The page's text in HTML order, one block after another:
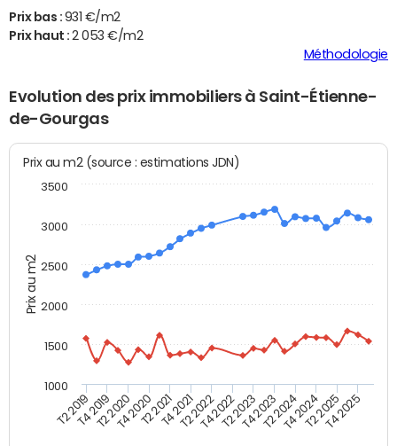
Prix bas : 931 €/m2
Prix haut :2 053 €/m2
Méthodologie
Evolution des prix immobiliers à Saint-Étienne-
de-Gourgas
Prix au m2
Prix au m2 (source : estimations JDN)
T2 2019T4 2019T2 2020T4 2020T2 2021T4 2021T2 2022T4 2022T2 2023T4 2023T2 2024T4 2024T2 2025T4 2025
1000
1500
2000
2500
3000
3500